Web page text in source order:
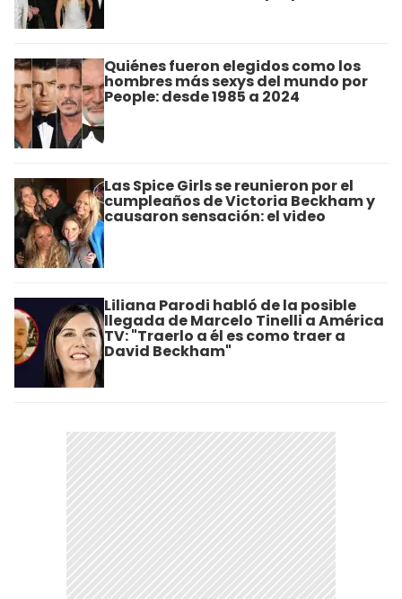
Quiénes fueron elegidos como los
hombres más sexys del mundo por
People: desde 1985 a 2024
Las Spice Girls se reunieron por el
cumpleaños de Victoria Beckham y
causaron sensación: el video
Liliana Parodi habló de la posible
llegada de Marcelo Tinelli a América
TV: "Traerlo a él es como traer a
David Beckham"